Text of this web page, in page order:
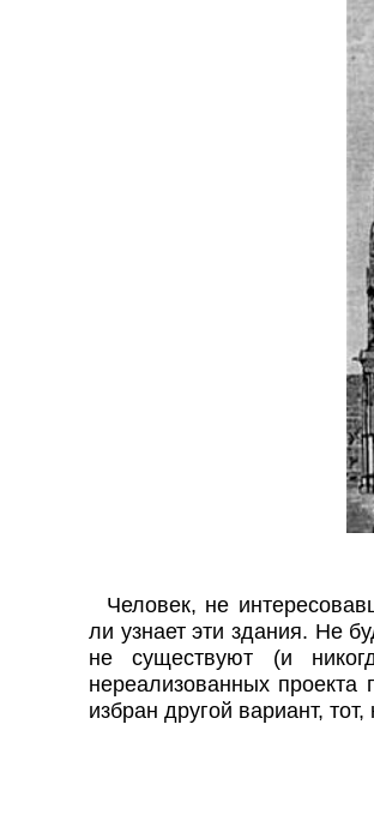
Человек, не
ли узнает эти здания. Не
не существуют (и
нереализованных проекта
избран другой вариант,